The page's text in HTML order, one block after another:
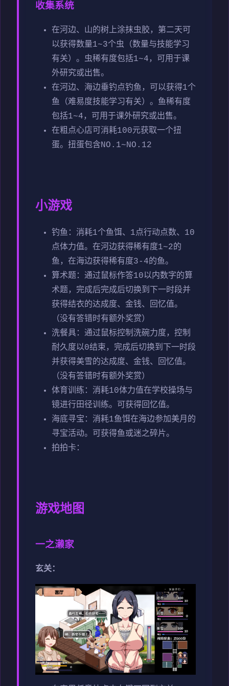
收集系统
在河边、山的树上涂抹虫胶，第二天可
以获得数量1~3个虫（数量与技能学习
有关）。虫稀有度包括1~4，可用于课
外研究或出售。
在河边、海边垂钓点钓鱼，可以获得1个
鱼（难易度技能学习有关）。鱼稀有度
包括1~4，可用于课外研究或出售。
在粗点心店可消耗100元获取一个扭
蛋。扭蛋包含NO.1~NO.12
小游戏
钓鱼：消耗1个鱼饵、1点行动点数、10
点体力值。在河边获得稀有度1~2的
鱼，在海边获得稀有度3-4的鱼。
算术题：通过鼠标作答10以内数字的算
术题，完成后完成后切换到下一时段并
获得结衣的达成度、金钱、回忆值。
（没有答错时有额外奖赏）
洗餐具：通过鼠标控制洗碗力度，控制
耐久度以0结束，完成后切换到下一时段
并获得美雪的达成度、金钱、回忆值。
（没有答错时有额外奖赏）
体育训练：消耗10体力值在学校操场与
镜进行田径训练。可获得回忆值。
海底寻宝：消耗1鱼饵在海边参加美月的
寻宝活动。可获得鱼或迷之碎片。
拍拍卡：
游戏地图
一之濑家
玄关：